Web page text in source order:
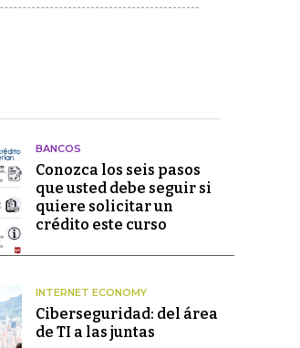
BANCOS
Conozca los seis pasos
que usted debe seguir si
quiere solicitar un
crédito este curso
INTERNET ECONOMY
Ciberseguridad: del área
de TI a las juntas